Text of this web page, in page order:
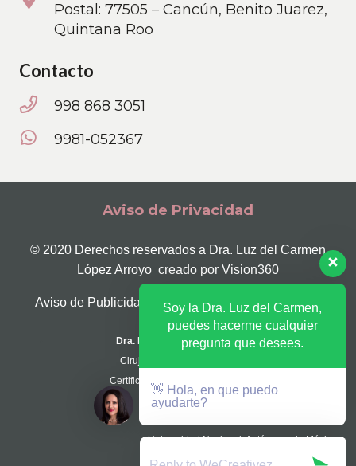
Postal: 77505 – Cancún, Benito Juarez,
Quintana Roo
Contacto
998 868 3051
9981-052367
Aviso de Privacidad
© 2020 Derechos reservados a Dra. Luz del Carmen
López Arroyo creado por Vision360
Aviso de Publicidad Cofepris Nº 213301202A0127
Dra. Luz del Carmen López Arroyo
Cirujana Plástica y Reconstructiva
Certificación Consejo CMCPER Nº 737
Universidad Nacional Autónoma de México
Ced. Especialidad Nº AE-07076
Soy la Dra. Luz del Carmen,
puedes hacerme cualquier
pregunta que desees.
👋 Hola, en que puedo
ayudarte?